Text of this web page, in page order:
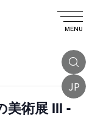
MENU
JP
美術展 III -